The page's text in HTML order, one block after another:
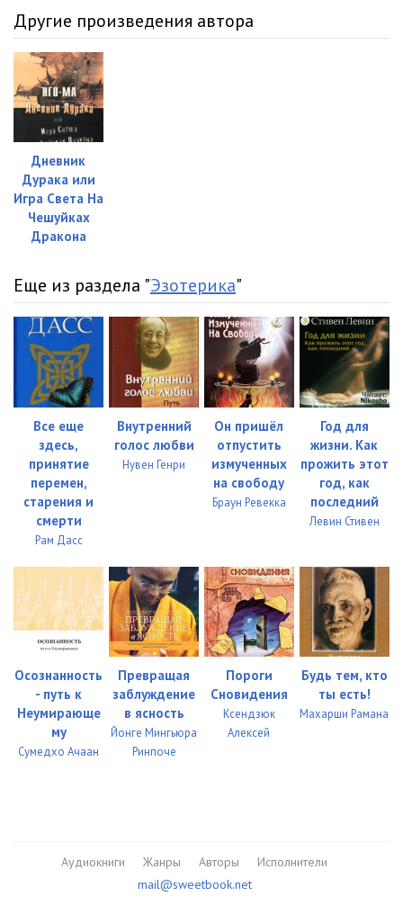
Другие произведения автора
Дневник
Дурака или
Игра Света На
Чешуйках
Дракона
Еще из раздела "Эзотерика"
Все еще
здесь,
принятие
перемен,
старения и
смерти
Рам Дасс
Внутренний
голос любви
Нувен Генри
Он пришёл
отпустить
измученных
на свободу
Браун Ревекка
Год для
жизни. Как
прожить этот
год, как
последний
Левин Стивен
Осознанность
- путь к
Неумирающе
му
Сумедхо Ачаан
Превращая
заблуждение
в ясность
Йонге Мингьюра
Ринпоче
Пороги
Сновидения
Ксендзюк
Алексей
Будь тем, кто
ты есть!
Махарши Рамана
Аудиокниги Жанры Авторы
Исполнители
mail@sweetbook.net